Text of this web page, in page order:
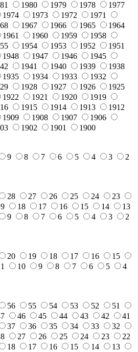
1980 1979 1978
1977
1974 1973 1972
1971
1967 1966 1965
1964
1961 1960 1959
1958
1954 1953 1952
1951
1948 1947 1946
1945
1941 1940 1939
1938
1935 1934 1933
1932
1928 1927 1926
1925
1922 1921 1920
1919
1915 1914 1913
1912
1909 1908 1907
1906
1902 1901 1900
9 8 7 6 5 4 3
2
28 27 26 25 24
23
18 17 16 15 14
13
9 8 7 6 5 4 3
2
20 19 18 17 16
15
10 9 8 7 6 5
4
56 55 54 53 52
51
46 45 44 43 42
41
37 36 35 34 33
32
27 26 25 24 23
22
18 17 16 15 14
13